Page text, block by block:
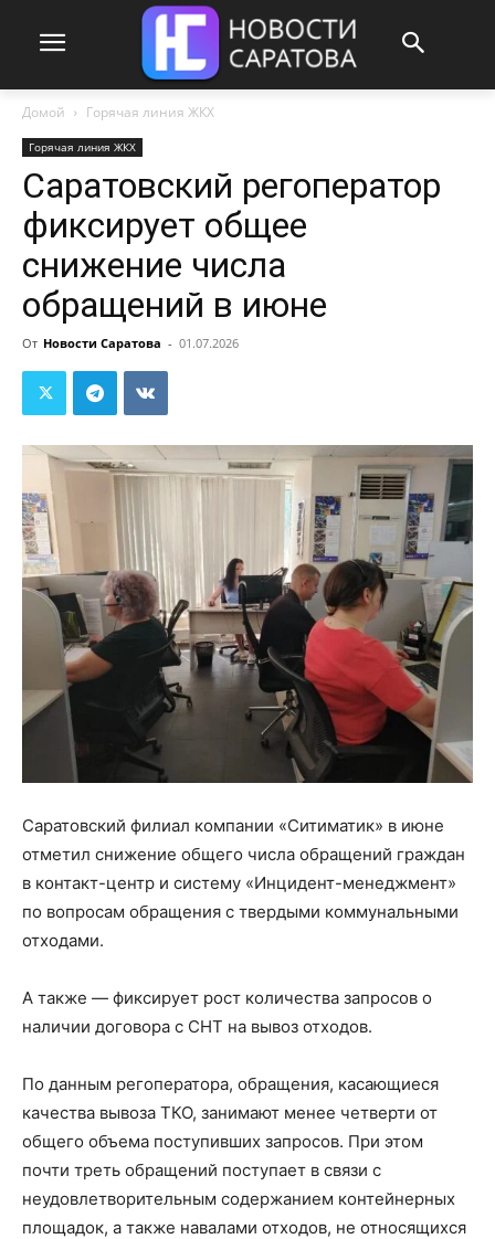
Домой Горячая линия ЖКХ
Горячая линия ЖКХ
Саратовский регоператор
фиксирует общее
снижение числа
обращений в июне
От Новости Саратова - 01.07.2026
Саратовский филиал компании «Ситиматик» в июне
отметил снижение общего числа обращений граждан
в контакт-центр и систему «Инцидент-менеджмент»
по вопросам обращения с твердыми коммунальными
отходами.
А также — фиксирует рост количества запросов о
наличии договора с СНТ на вывоз отходов.
По данным регоператора, обращения, касающиеся
качества вывоза ТКО, занимают менее четверти от
общего объема поступивших запросов. При этом
почти треть обращений поступает в связи с
неудовлетворительным содержанием контейнерных
площадок, а также навалами отходов, не относящихся